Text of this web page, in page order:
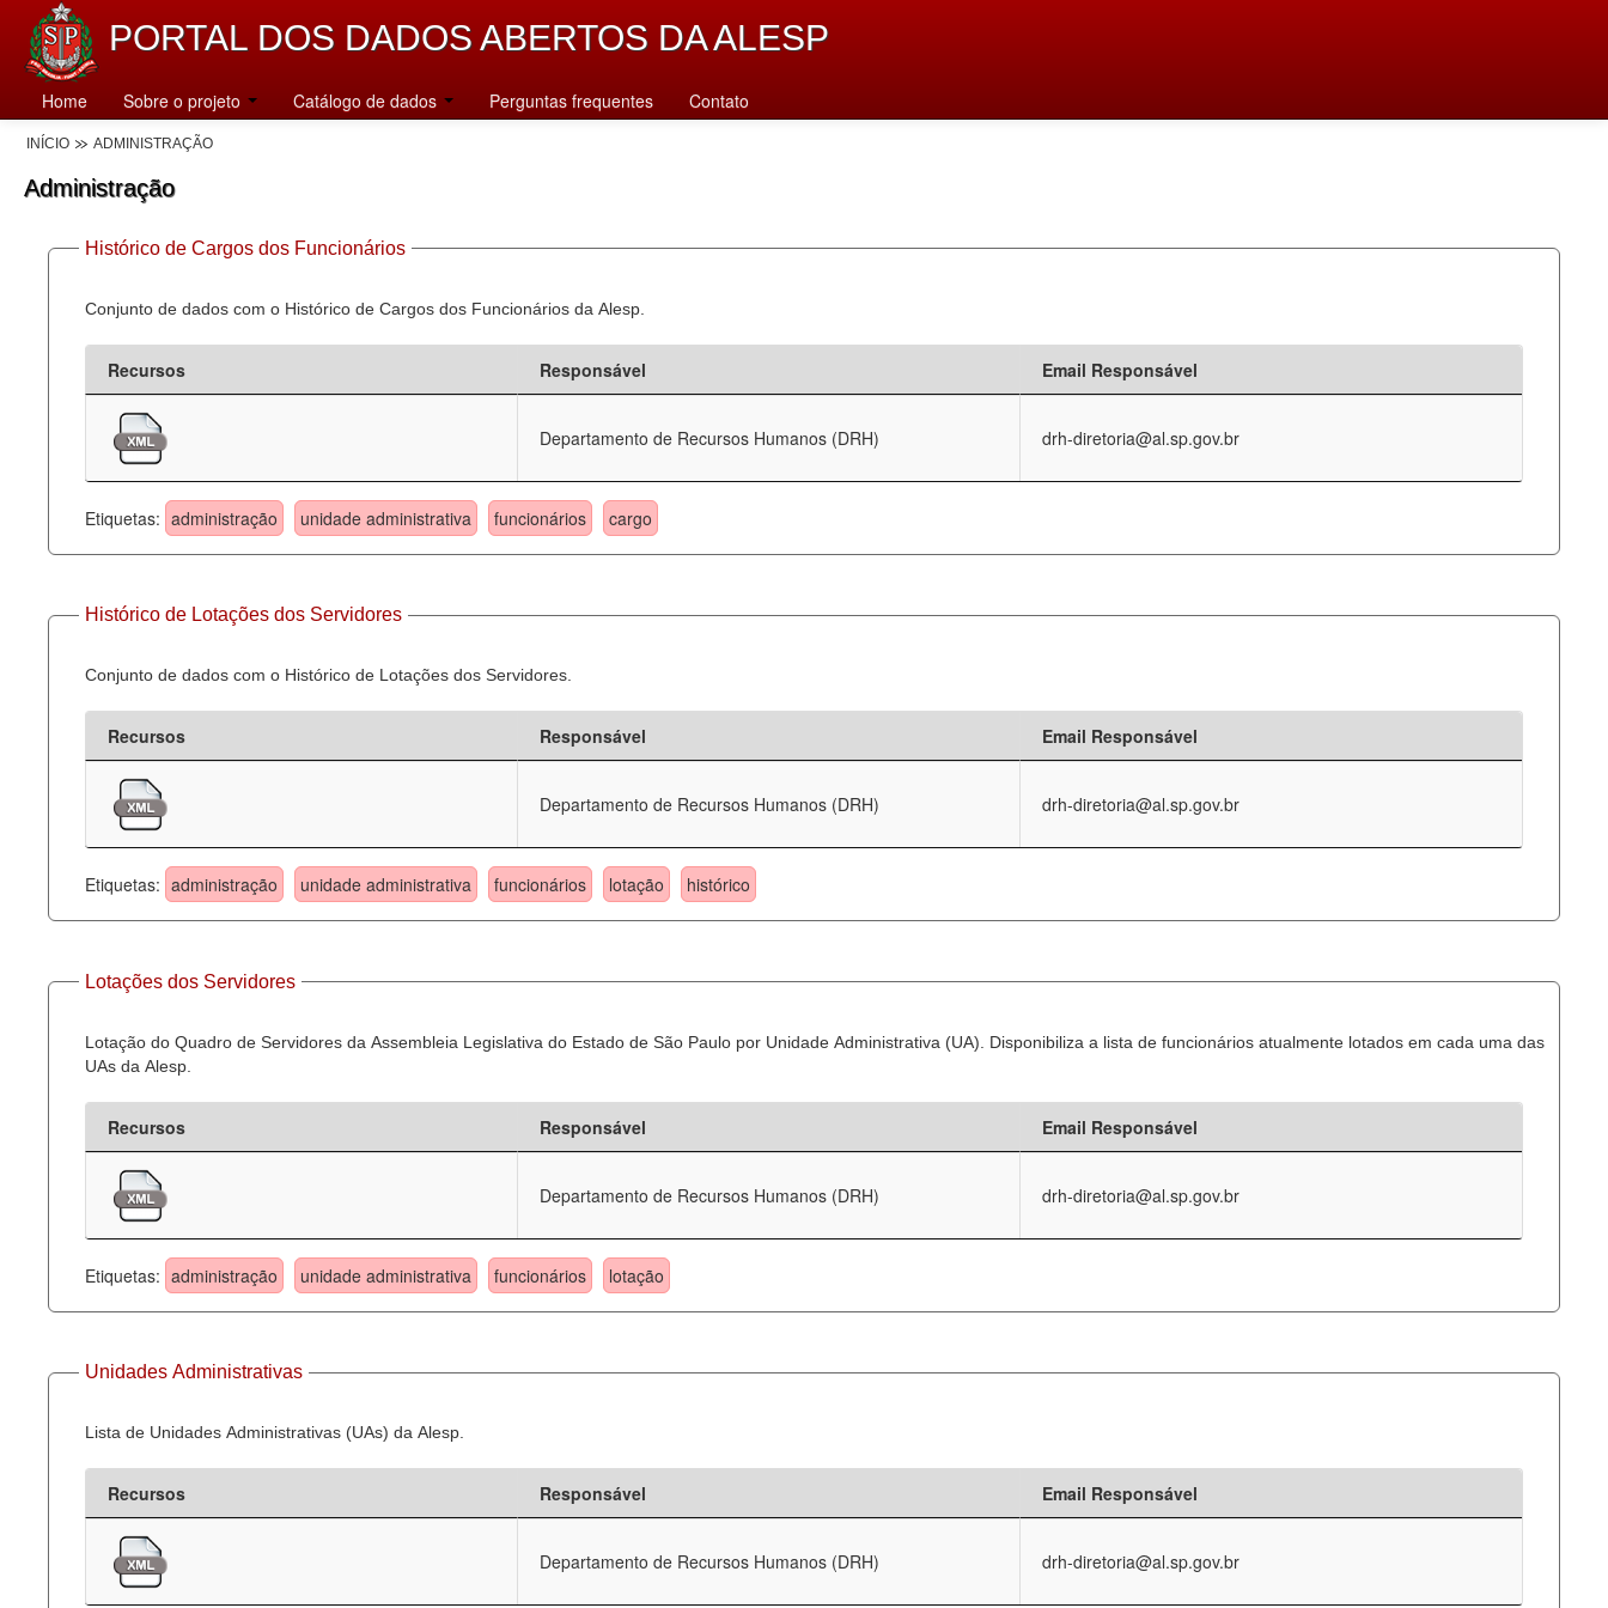
PORTAL DOS DADOS ABERTOS DA ALESP
Home Sobre o projeto Catálogo de dados Perguntas frequentes Contato
INÍCIO ADMINISTRAÇÃO
Administração
Histórico de Cargos dos Funcionários
Conjunto de dados com o Histórico de Cargos dos Funcionários da Alesp.
Recursos Responsável Email Responsável
Departamento de Recursos Humanos (DRH) drh-diretoria@al.sp.gov.br
Etiquetas: administração unidade administrativa funcionários cargo
Histórico de Lotações dos Servidores
Conjunto de dados com o Histórico de Lotações dos Servidores.
Recursos Responsável Email Responsável
Departamento de Recursos Humanos (DRH) drh-diretoria@al.sp.gov.br
Etiquetas: administração unidade administrativa funcionários lotação histórico
Lotações dos Servidores
Lotação do Quadro de Servidores da Assembleia Legislativa do Estado de São Paulo por Unidade Administrativa (UA). Disponibiliza a lista de funcionários atualmente lotados em cada uma das
UAs da Alesp.
Recursos Responsável Email Responsável
Departamento de Recursos Humanos (DRH) drh-diretoria@al.sp.gov.br
Etiquetas: administração unidade administrativa funcionários lotação
Unidades Administrativas
Lista de Unidades Administrativas (UAs) da Alesp.
Recursos Responsável Email Responsável
Departamento de Recursos Humanos (DRH) drh-diretoria@al.sp.gov.br